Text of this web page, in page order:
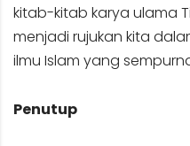
kitab-kitab karya ulama
menjadi rujukan kita
ilmu Islam yang
Penutup